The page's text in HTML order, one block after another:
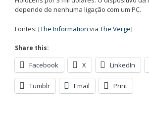
depende de nenhuma ligação com um PC.
Fontes: [The Information via The Verge]
Share this:
Facebook X LinkedIn
Tumblr Email Print